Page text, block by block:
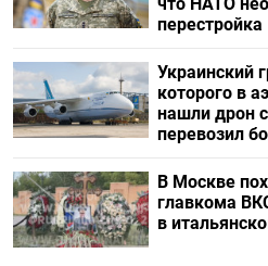
перестройка
Украинский
которого в
нашли дрон
перевозил
В Москве
главкома
в